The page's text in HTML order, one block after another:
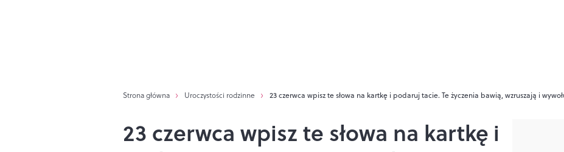
Strona główna Uroczystości rodzinne 23 czerwca wpisz te słowa na kartkę i podaruj tacie. Te życzenia bawią, wzruszają i
23 czerwca wpisz te słowa na kartkę i